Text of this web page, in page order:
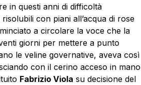
in questi anni di difficoltà
con piani all’acqua di rose
a circolare la voce che la
giorni per mettere a punto
le veline governative, aveva così
con il cerino acceso in mano
Fabrizio Viola su decisione del